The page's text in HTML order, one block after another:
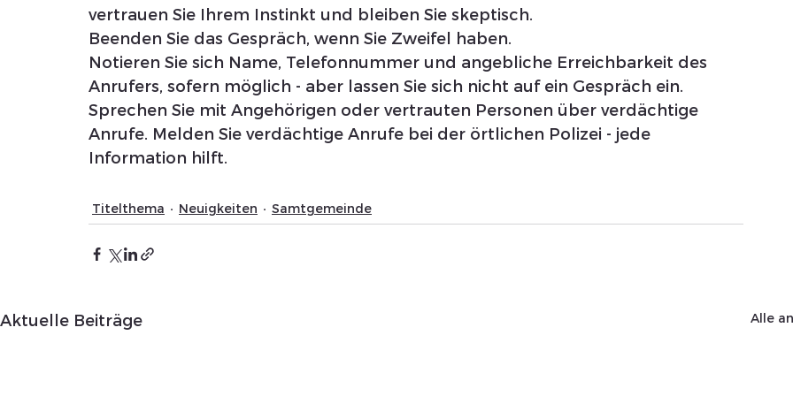
vertrauen Sie Ihrem Instinkt und bleiben Sie skeptisch.
Beenden Sie das Gespräch, wenn Sie Zweifel haben.
Notieren Sie sich Name, Telefonnummer und angebliche Erreichbarkeit des
Anrufers, sofern möglich - aber lassen Sie sich nicht auf ein Gespräch ein.
Sprechen Sie mit Angehörigen oder vertrauten Personen über verdächtige
Anrufe. Melden Sie verdächtige Anrufe bei der örtlichen Polizei - jede
Information hilft.
Titelthema Neuigkeiten Samtgemeinde
Aktuelle Beiträge Alle